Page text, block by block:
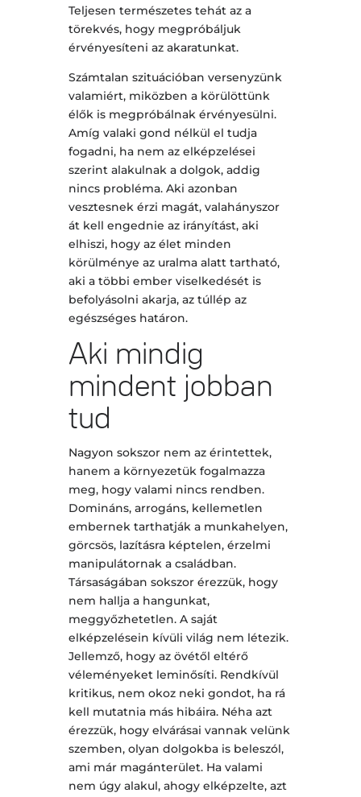
Teljesen természetes tehát az a
törekvés, hogy megpróbáljuk
érvényesíteni az akaratunkat.
Számtalan szituációban versenyzünk
valamiért, miközben a körülöttünk
élők is megpróbálnak érvényesülni.
Amíg valaki gond nélkül el tudja
fogadni, ha nem az elképzelései
szerint alakulnak a dolgok, addig
nincs probléma. Aki azonban
vesztesnek érzi magát, valahányszor
át kell engednie az irányítást, aki
elhiszi, hogy az élet minden
körülménye az uralma alatt tartható,
aki a többi ember viselkedését is
befolyásolni akarja, az túllép az
egészséges határon.
Aki mindig
mindent jobban
tud
Nagyon sokszor nem az érintettek,
hanem a környezetük fogalmazza
meg, hogy valami nincs rendben.
Domináns, arrogáns, kellemetlen
embernek tarthatják a munkahelyen,
görcsös, lazításra képtelen, érzelmi
manipulátornak a családban.
Társaságában sokszor érezzük, hogy
nem hallja a hangunkat,
meggyőzhetetlen. A saját
elképzelésein kívüli világ nem létezik.
Jellemző, hogy az övétől eltérő
véleményeket leminősíti. Rendkívül
kritikus, nem okoz neki gondot, ha rá
kell mutatnia más hibáira. Néha azt
érezzük, hogy elvárásai vannak velünk
szemben, olyan dolgokba is beleszól,
ami már magánterület. Ha valami
nem úgy alakul, ahogy elképzelte, azt